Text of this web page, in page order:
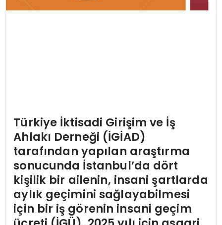
Türkiye İktisadi Girişim ve İş
Ahlakı Derneği (İGİAD)
tarafından yapılan araştırma
sonucunda İstanbul’da dört
kişilik bir ailenin, insani şartlarda
aylık geçimini sağlayabilmesi
için bir iş görenin insani geçim